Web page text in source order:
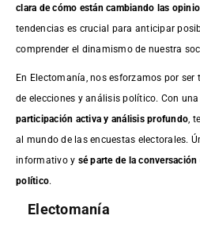
clara de cómo están cambiando las
tendencias es crucial para anticipar
comprender el dinamismo de nuestra
En Electomanía, nos esforzamos por
de elecciones y análisis político. Con
participación activa y análisis profundo ,
al mundo de las encuestas electorales.
informativo y sé parte de la
político.
Electomanía